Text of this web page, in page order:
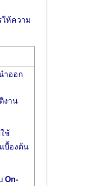
ห้ความ
ำออก
งาน
ช้
บื้องต้น
On-